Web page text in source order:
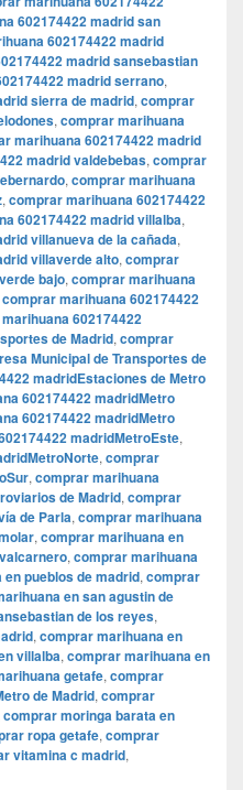
602174422 madrid san
602174422 madrid
madrid sansebastian
madrid serrano,
sierra de madrid, comprar
, comprar marihuana
marihuana 602174422 madrid
madrid valdebebas, comprar
, comprar marihuana
, comprar marihuana 602174422
602174422 madrid villalba,
villanueva de la cañada,
villaverde alto, comprar
bajo, comprar marihuana
comprar marihuana 602174422
602174422
de Madrid, comprar
Municipal de Transportes de
madridEstaciones de Metro
602174422 madridMetro
602174422 madridMetro
madridMetroEste,
, comprar
, comprar marihuana
de Madrid, comprar
de Parla, comprar marihuana
, comprar marihuana en
, comprar marihuana
pueblos de madrid, comprar
en san agustin de
de los reyes,
, comprar marihuana en
villalba, comprar marihuana en
getafe, comprar
de Madrid, comprar
comprar moringa barata en
ropa getafe, comprar
vitamina c madrid,